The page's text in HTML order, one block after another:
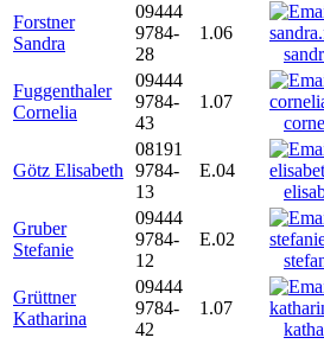
Forstner
Sandra
09444
9784-
28
1.06
Fuggenthaler
Cornelia
09444
9784-
43
1.07
Götz Elisabeth
08191
9784-
13
E.04
Gruber
Stefanie
09444
9784-
12
E.02
Grüttner
Katharina
09444
9784-
42
1.07